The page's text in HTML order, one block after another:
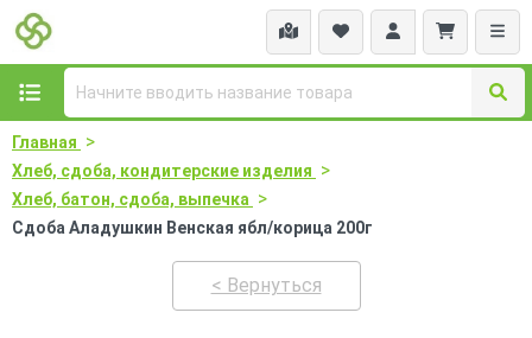
Главная >
Хлеб, сдоба, кондитерские изделия >
Хлеб, батон, сдоба, выпечка >
Сдоба Аладушкин Венская ябл/корица 200г
< Вернуться